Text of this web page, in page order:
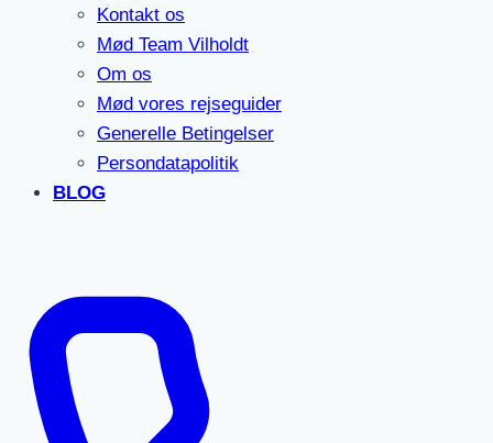
Kontakt os
Mød Team Vilholdt
Om os
Mød vores rejseguider
Generelle Betingelser
Persondatapolitik
BLOG